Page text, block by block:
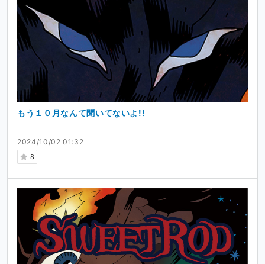
2024/10/02 01:32
8
もう１０月なんて聞いてないよ!!